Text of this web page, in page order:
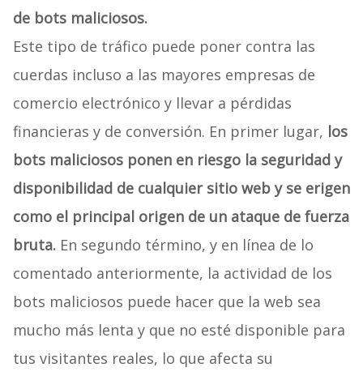
de bots maliciosos.
Este tipo de tráfico puede poner contra las
cuerdas incluso a las mayores empresas de
comercio electrónico y llevar a pérdidas
financieras y de conversión. En primer lugar, los
bots maliciosos ponen en riesgo la seguridad y
disponibilidad de cualquier sitio web y se erigen
como el principal origen de un ataque de fuerza
bruta.En segundo término, y en línea de lo
comentado anteriormente, la actividad de los
bots maliciosos puede hacer que la web sea
mucho más lenta y que no esté disponible para
tus visitantes reales, lo que afecta su